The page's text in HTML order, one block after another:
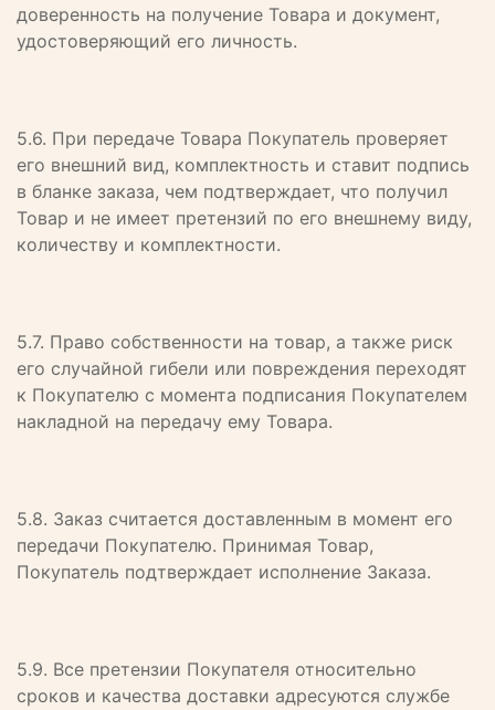
доверенность на получение Товара и документ,
удостоверяющий его личность.
5.6. При передаче Товара Покупатель проверяет
его внешний вид, комплектность и ставит подпись
в бланке заказа, чем подтверждает, что получил
Товар и не имеет претензий по его внешнему виду,
количеству и комплектности.
5.7. Право собственности на товар, а также риск
его случайной гибели или повреждения переходят
к Покупателю с момента подписания Покупателем
накладной на передачу ему Товара.
5.8. Заказ считается доставленным в момент его
передачи Покупателю. Принимая Товар,
Покупатель подтверждает исполнение Заказа.
5.9. Все претензии Покупателя относительно
сроков и качества доставки адресуются службе